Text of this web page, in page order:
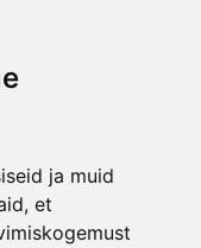
ja muid
et